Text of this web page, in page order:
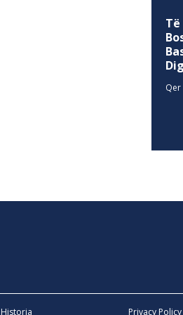
Qer
Historia Privacy Policy